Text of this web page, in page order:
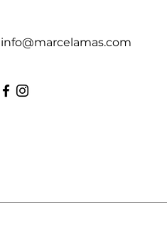
info@marcelamas.com